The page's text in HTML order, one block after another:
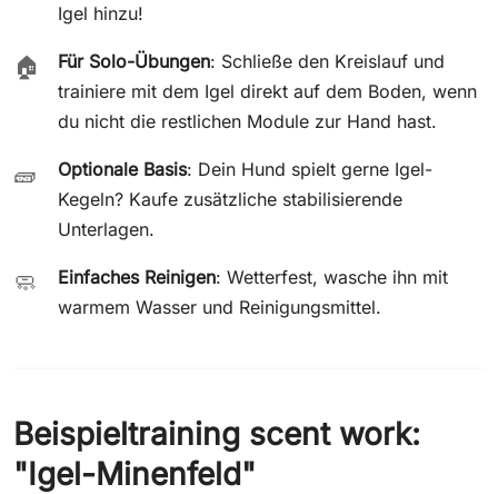
Igel hinzu!
🏠 Für Solo-Übungen: Schließe den Kreislauf und
trainiere mit dem Igel direkt auf dem Boden, wenn
du nicht die restlichen Module zur Hand hast.
🧱 Optionale Basis: Dein Hund spielt gerne Igel-
Kegeln? Kaufe zusätzliche stabilisierende
Unterlagen.
🧼 Einfaches Reinigen: Wetterfest, wasche ihn mit
warmem Wasser und Reinigungsmittel.
Beispieltraining scent work:
"Igel-Minenfeld"